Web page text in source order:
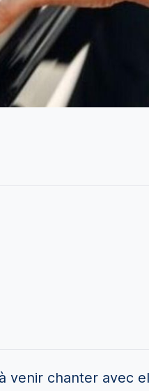
venir chanter avec